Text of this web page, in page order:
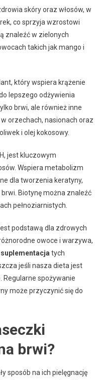
skóry oraz włosów, w
co sprzyja wzrostowi
znaleźć w zielonych
takich jak mango i
który wspiera krążenie
lepszego odżywienia
brwi, ale również inne
orzechach, nasionach oraz
i olej kokosowy.
jest kluczowym
Wspiera metabolizm
dla tworzenia keratyny,
Biotynę można znaleźć
pełnoziarnistych.
podstawą dla zdrowych
owoce i warzywa,
suplementacja tych
jeśli nasza dieta jest
Regularne spożywanie
może przyczynić się do
brwi?
sposób na ich pielęgnację